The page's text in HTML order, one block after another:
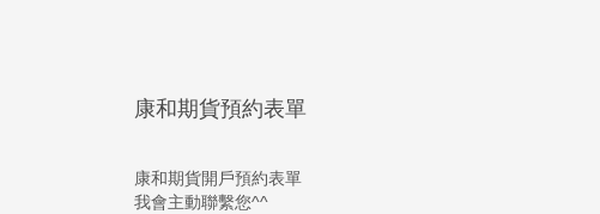
康和期貨預約表單
康和期貨開戶預約表單
我會主動聯繫您^^